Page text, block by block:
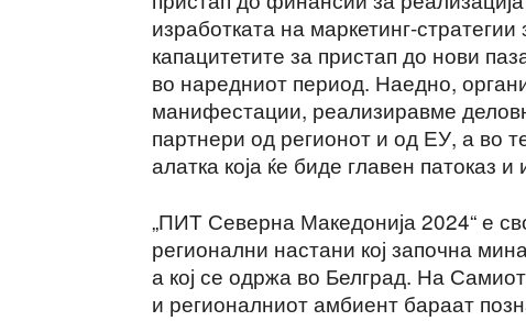
изработката на маркетинг-
капацитетите за пристап до нови
во наредниот период. Наедно,
манифестации, реализиравме
партнери од регионот и од ЕУ, а во
алатка која ќе биде главен
„ПИТ Северна Македонија 2024“ е
регионални настани кој започна
а кој се одржа во Белград. На
и регионалниот амбиент бараат